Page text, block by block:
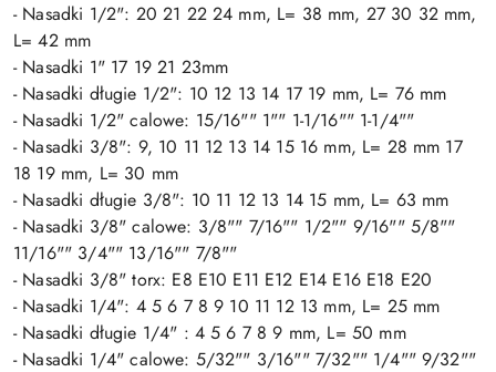
- Nasadki 1/2": 20 21 22 24 mm, L= 38 mm, 27 30 32 mm,
L= 42 mm
- Nasadki 1" 17 19 21 23mm
- Nasadki długie 1/2": 10 12 13 14 17 19 mm, L= 76 mm
- Nasadki 1/2" calowe: 15/16"" 1"" 1-1/16"" 1-1/4""
- Nasadki 3/8": 9, 10 11 12 13 14 15 16 mm, L= 28 mm 17
18 19 mm, L= 30 mm
- Nasadki długie 3/8": 10 11 12 13 14 15 mm, L= 63 mm
- Nasadki 3/8" calowe: 3/8"" 7/16"" 1/2"" 9/16"" 5/8""
11/16"" 3/4"" 13/16"" 7/8""
- Nasadki 3/8" torx: E8 E10 E11 E12 E14 E16 E18 E20
- Nasadki 1/4": 4 5 6 7 8 9 10 11 12 13 mm, L= 25 mm
- Nasadki długie 1/4" : 4 5 6 7 8 9 mm, L= 50 mm
- Nasadki 1/4" calowe: 5/32"" 3/16"" 7/32"" 1/4"" 9/32""